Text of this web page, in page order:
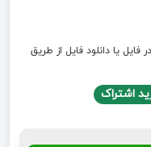
یا دانلود فایل از طریق
اشتراک